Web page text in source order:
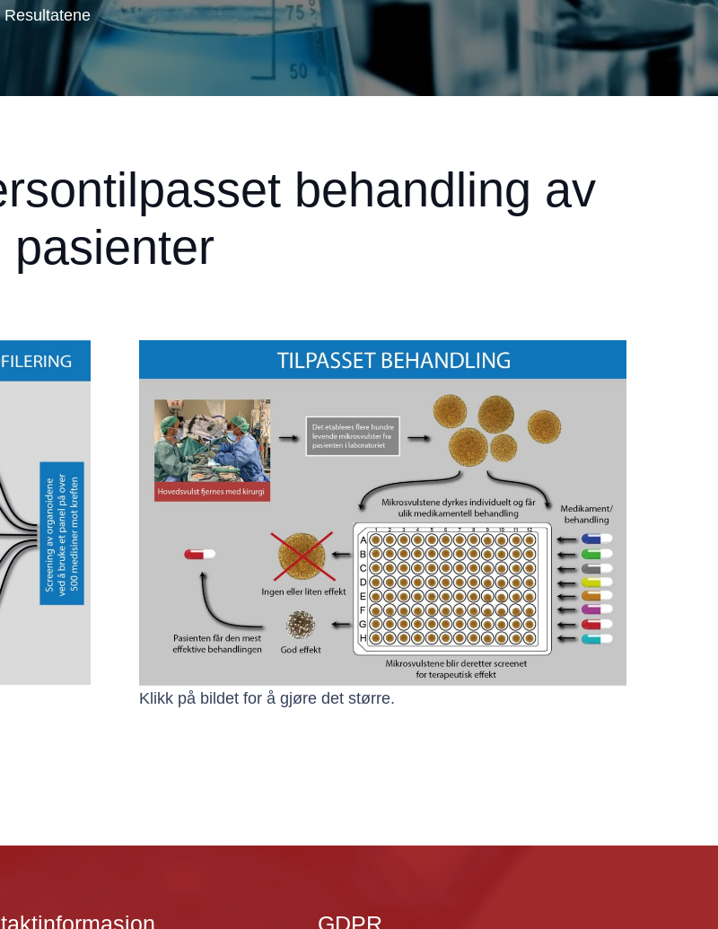
behandling av
pasienter
Klikk på bildet for å gjøre det større.
GDPR